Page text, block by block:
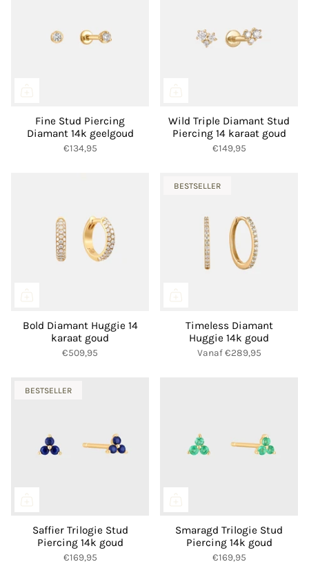
Fine Stud Piercing
Diamant 14k geelgoud
€134,95
Wild Triple Diamant Stud
Piercing 14 karaat goud
€149,95
Bold Diamant Huggie 14
karaat goud
€509,95
BESTSELLER
Timeless Diamant
Huggie 14k goud
Vanaf€289,95
BESTSELLER
Saffier Trilogie Stud
Piercing 14k goud
€169,95
Smaragd Trilogie Stud
Piercing 14k goud
€169,95